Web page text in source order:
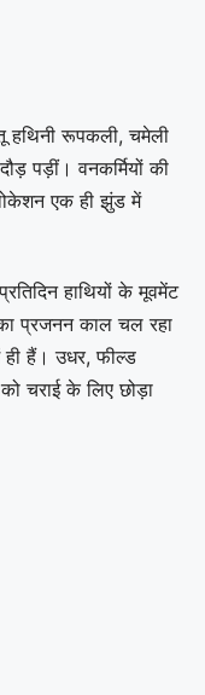
हथिनी रूपकली, चमेली
पड़ीं। वनकर्मियों की
एक ही झुंड में
हाथियों के मूवमेंट
प्रजनन काल चल रहा
ही हैं। उधर, फील्ड
चराई के लिए छोड़ा